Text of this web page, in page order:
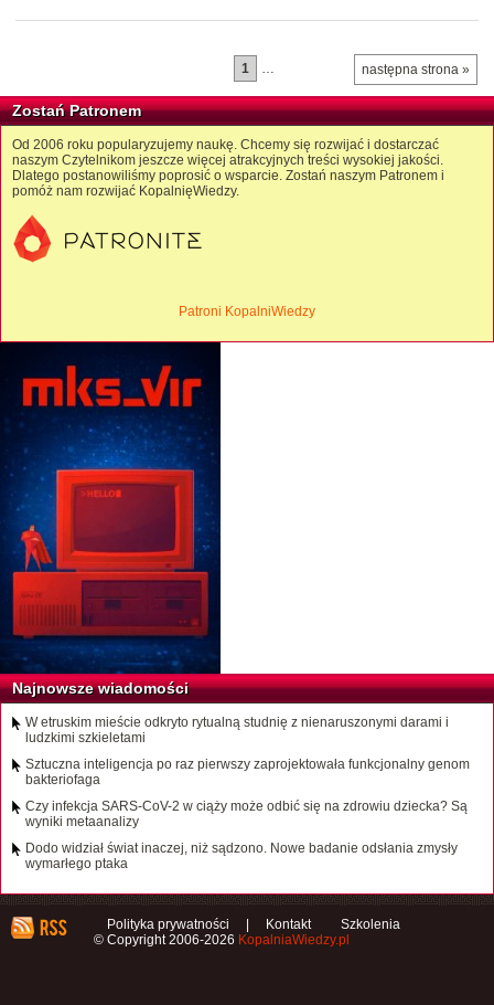
następna strona »
1 …
Zostań Patronem
Od 2006 roku popularyzujemy naukę. Chcemy się rozwijać i dostarczać
naszym Czytelnikom jeszcze więcej atrakcyjnych treści wysokiej jakości.
Dlatego postanowiliśmy poprosić o wsparcie. Zostań naszym Patronem i
pomóż nam rozwijać KopalnięWiedzy.
Patroni KopalniWiedzy
Najnowsze wiadomości
W etruskim mieście odkryto rytualną studnię z nienaruszonymi darami i
ludzkimi szkieletami
Sztuczna inteligencja po raz pierwszy zaprojektowała funkcjonalny genom
bakteriofaga
Czy infekcja SARS-CoV-2 w ciąży może odbić się na zdrowiu dziecka? Są
wyniki metaanalizy
Dodo widział świat inaczej, niż sądzono. Nowe badanie odsłania zmysły
wymarłego ptaka
Polityka prywatności Kontakt
Szkolenia
© Copyright 2006-2026 KopalniaWiedzy.pl